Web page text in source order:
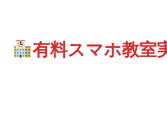
有料スマホ教室